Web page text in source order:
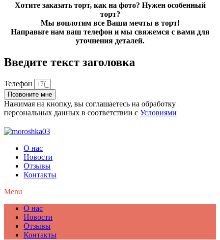
Хотите заказать торт, как на фото? Нужен особенный
торт?
Мы воплотим все Ваши мечты в торт!
Направьте нам ваш телефон и мы свяжемся с вами для
уточнения деталей.
Введите текст заголовка
Телефон
Позвоните мне
Нажимая на кнопку, вы соглашаетесь на обработку
персональных данных в соответствии с Условиями
О нас
Новости
Отзывы
Контакты
Menu
О нас
Новости
Отзывы
Контакты